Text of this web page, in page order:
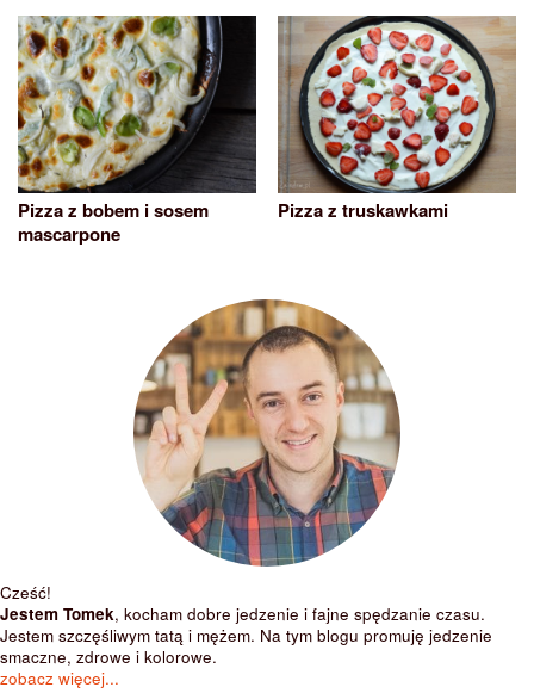
Pizza z bobem i sosem
mascarpone
Pizza z truskawkami
Cześć!
Jestem Tomek, kocham dobre jedzenie i fajne spędzanie czasu.
Jestem szczęśliwym tatą i mężem. Na tym blogu promuję jedzenie
smaczne, zdrowe i kolorowe.
zobacz więcej...